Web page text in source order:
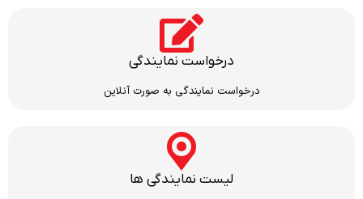
درخواست نمایندگی
درخواست نمایندگی به صورت آنلاین
لیست نمایندگی ها